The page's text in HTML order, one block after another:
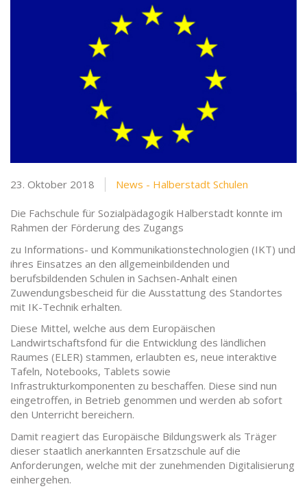
23. Oktober 2018 News - Halberstadt Schulen
Die Fachschule für Sozialpädagogik Halberstadt konnte im
Rahmen der Förderung des Zugangs
zu Informations- und Kommunikationstechnologien (IKT) und
ihres Einsatzes an den allgemeinbildenden und
berufsbildenden Schulen in Sachsen-Anhalt einen
Zuwendungsbescheid für die Ausstattung des Standortes
mit IK-Technik erhalten.
Diese Mittel, welche aus dem Europäischen
Landwirtschaftsfond für die Entwicklung des ländlichen
Raumes (ELER) stammen, erlaubten es, neue interaktive
Tafeln, Notebooks, Tablets sowie
Infrastrukturkomponenten zu beschaffen. Diese sind nun
eingetroffen, in Betrieb genommen und werden ab sofort
den Unterricht bereichern.
Damit reagiert das Europäische Bildungswerk als Träger
dieser staatlich anerkannten Ersatzschule auf die
Anforderungen, welche mit der zunehmenden Digitalisierung
einhergehen.